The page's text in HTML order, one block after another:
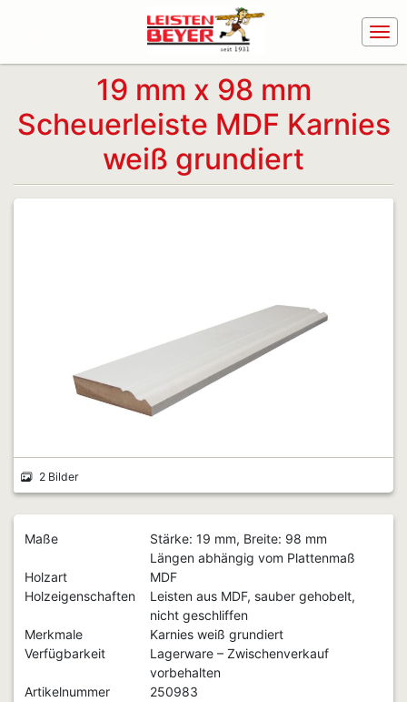
19 mm x 98 mm
Scheuerleiste MDF Karnies
weiß grundiert
2 Bilder
Maße
Stärke: 19 mm, Breite: 98 mm
Längen abhängig vom Plattenmaß
Holzart
MDF
Holzeigenschaften
Leisten aus MDF, sauber gehobelt,
nicht geschliffen
Merkmale
Karnies weiß grundiert
Verfügbarkeit
Lagerware – Zwischenverkauf
vorbehalten
Artikelnummer
250983